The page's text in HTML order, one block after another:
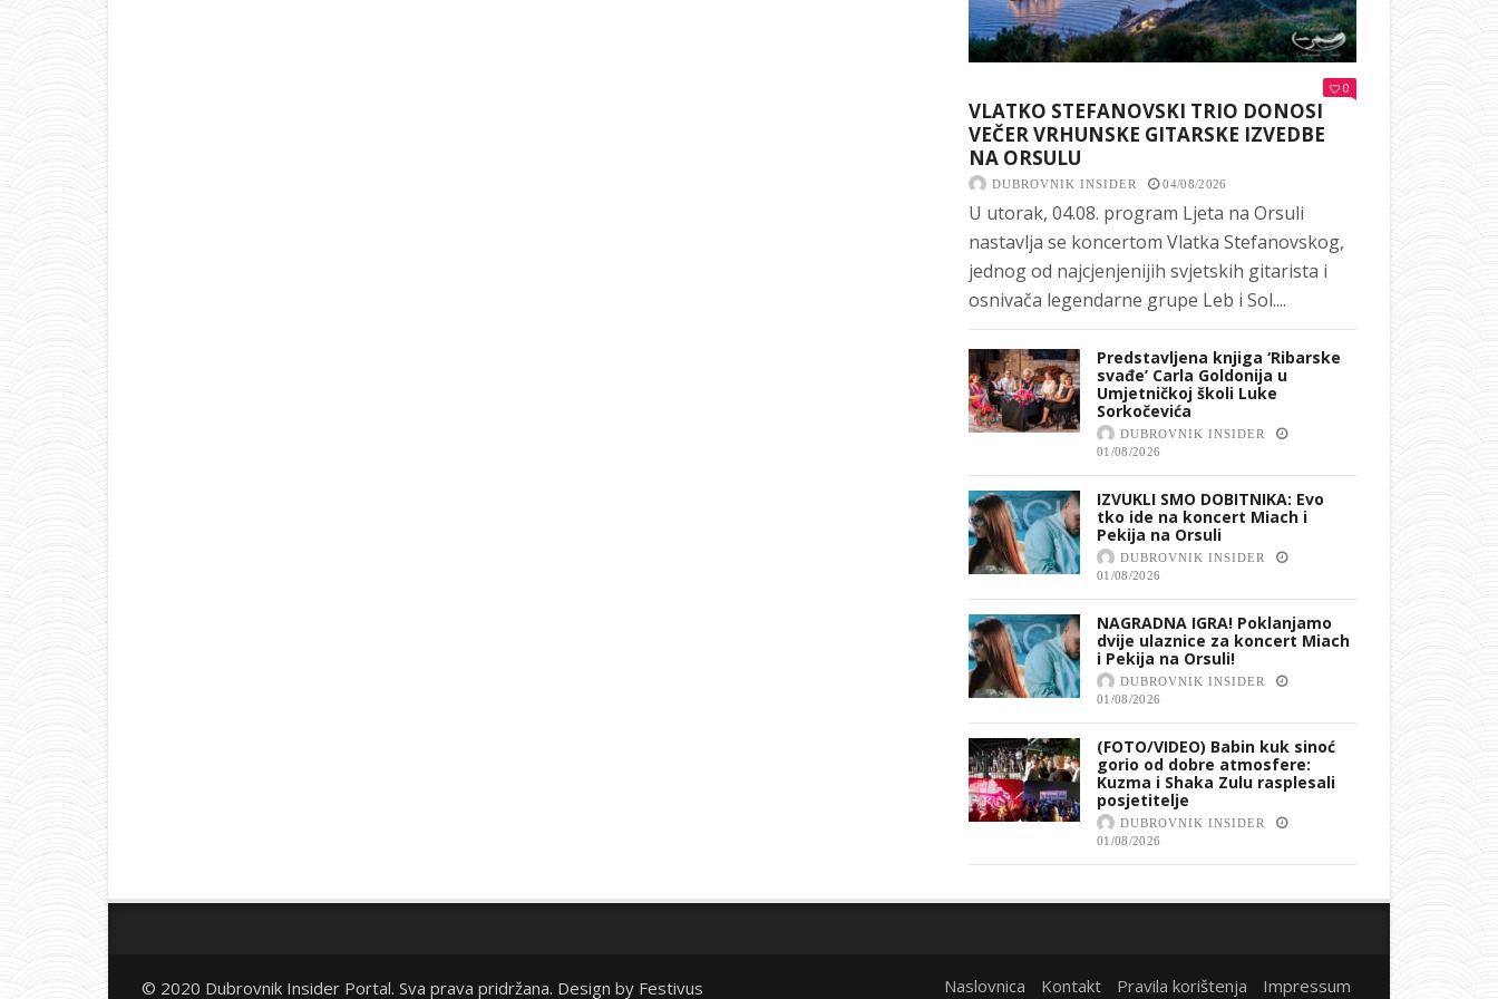
0
VLATKO STEFANOVSKI TRIO DONOSI
VEČER VRHUNSKE GITARSKE IZVEDBE
NA ORSULU
DUBROVNIK INSIDER 04/08/2026
U utorak, 04.08. program Ljeta na Orsuli
nastavlja se koncertom Vlatka Stefanovskog,
jednog od najcjenjenijih svjetskih gitarista i
osnivača legendarne grupe Leb i Sol....
Predstavljena knjiga ‘Ribarske
svađe’ Carla Goldonija u
Umjetničkoj školi Luke
Sorkočevića
DUBROVNIK INSIDER
01/08/2026
IZVUKLI SMO DOBITNIKA: Evo
tko ide na koncert Miach i
Pekija na Orsuli
DUBROVNIK INSIDER
01/08/2026
NAGRADNA IGRA! Poklanjamo
dvije ulaznice za koncert Miach
i Pekija na Orsuli!
DUBROVNIK INSIDER
01/08/2026
(FOTO/VIDEO) Babin kuk sinoć
gorio od dobre atmosfere:
Kuzma i Shaka Zulu rasplesali
posjetitelje
DUBROVNIK INSIDER
01/08/2026
© 2020 Dubrovnik Insider Portal. Sva prava pridržana. Design by Festivus Naslovnica Kontakt Pravila korištenja Impressum